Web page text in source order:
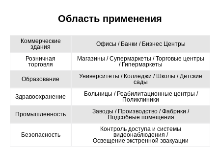
Область применения
Коммерческие
здания
Офисы / Банки / Бизнес Центры
Розничная
торговля
Магазины / Супермаркеты / Торговые центры
/ Гипермаркеты
Образование
Университеты / Колледжи / Школы / Детские
сады
Здравоохранение
Больницы / Реабилитационные центры /
Поликлиники
Промышленность
Заводы / Производство / Фабрики /
Подсобные помещения
Безопасность
Контроль доступа и системы
видеонаблюдения /
Освещение экстренной эвакуации